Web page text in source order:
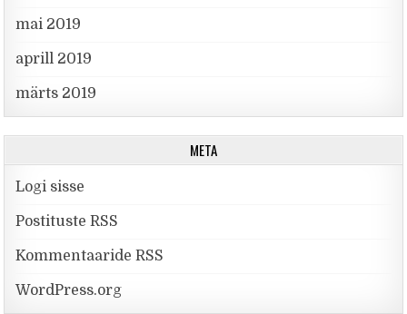
mai 2019
aprill 2019
märts 2019
META
Logi sisse
Postituste RSS
Kommentaaride RSS
WordPress.org